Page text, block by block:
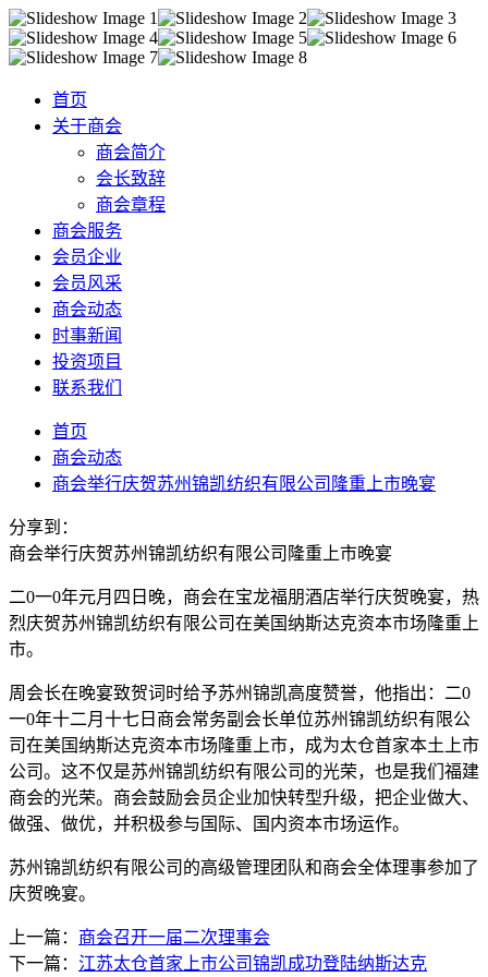
首页
关于商会
商会简介
会长致辞
商会章程
商会服务
会员企业
会员风采
商会动态
时事新闻
投资项目
联系我们
首页
商会动态
商会举行庆贺苏州锦凯纺织有限公司隆重上市晚宴
分享到：
商会举行庆贺苏州锦凯纺织有限公司隆重上市晚宴
二0一0年元月四日晚，商会在宝龙福朋酒店举行庆贺晚宴，热
烈庆贺苏州锦凯纺织有限公司在美国纳斯达克资本市场隆重上
市。
周会长在晚宴致贺词时给予苏州锦凯高度赞誉，他指出：二0
一0年十二月十七日商会常务副会长单位苏州锦凯纺织有限公
司在美国纳斯达克资本市场隆重上市，成为太仓首家本土上市
公司。这不仅是苏州锦凯纺织有限公司的光荣，也是我们福建
商会的光荣。商会鼓励会员企业加快转型升级，把企业做大、
做强、做优，并积极参与国际、国内资本市场运作。
苏州锦凯纺织有限公司的高级管理团队和商会全体理事参加了
庆贺晚宴。
上一篇： 商会召开一届二次理事会
下一篇： 江苏太仓首家上市公司锦凯成功登陆纳斯达克